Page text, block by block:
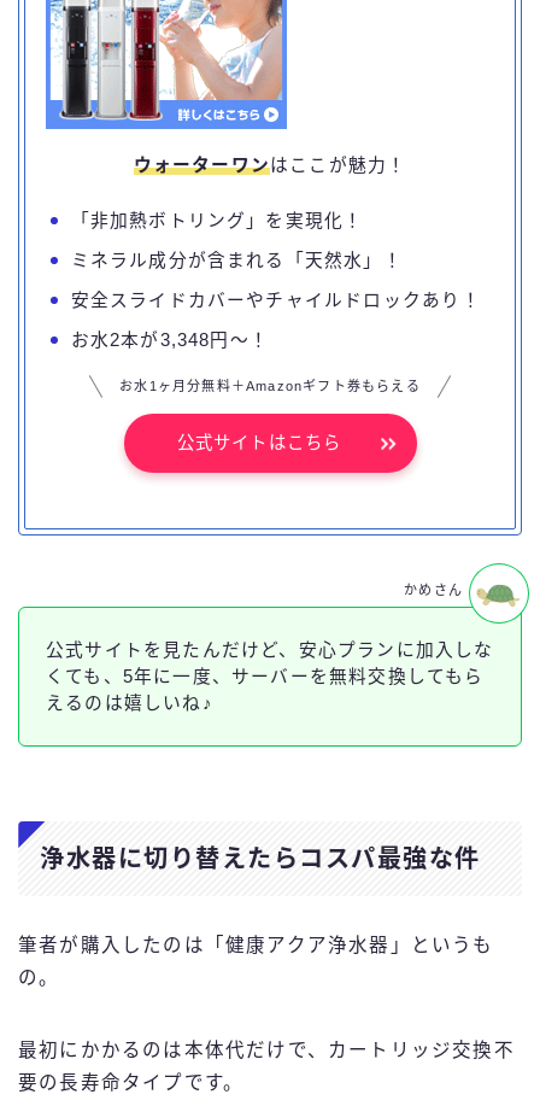
ウォーターワンはここが魅力！
「非加熱ボトリング」を実現化！
ミネラル成分が含まれる「天然水」！
安全スライドカバーやチャイルドロックあり！
お水2本が3,348円～！
お水1ヶ月分無料＋Amazonギフト券もらえる
公式サイトはこちら
公式サイトを見たんだけど、安心プランに加入しな
くても、5年に一度、サーバーを無料交換してもら
えるのは嬉しいね♪
かめさん
浄水器に切り替えたらコスパ最強な件
筆者が購入したのは「健康アクア浄水器」というも
の。
最初にかかるのは本体代だけで、カートリッジ交換不
要の長寿命タイプです。